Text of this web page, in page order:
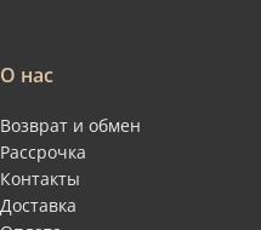
О нас
Возврат и обмен
Рассрочка
Контакты
Доставка